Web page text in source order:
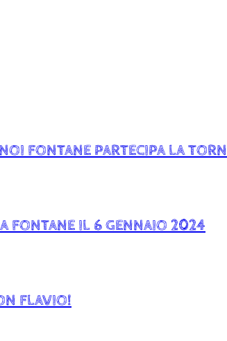
FONTANE PARTECIPA LA
FONTANE IL 6 GENNAIO 2024
FLAVIO!